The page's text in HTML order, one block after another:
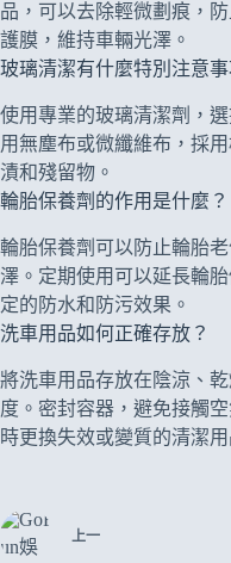
品，可以去除輕微劃痕，
護膜，維持車輛光澤。
玻璃清潔有什麼特別注意事
使用專業的玻璃清潔劑，
用無塵布或微纖維布，採
漬和殘留物。
輪胎保養劑的作用是什麼？
輪胎保養劑可以防止輪胎
澤。定期使用可以延長輪
定的防水和防污效果。
洗車用品如何正確存放？
將洗車用品存放在陰涼、
度。密封容器，避免接觸
時更換失效或變質的清潔用
上一